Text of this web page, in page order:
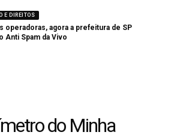
E DIREITOS
operadoras, agora a prefeitura de SP
Anti Spam da Vivo
do Minha